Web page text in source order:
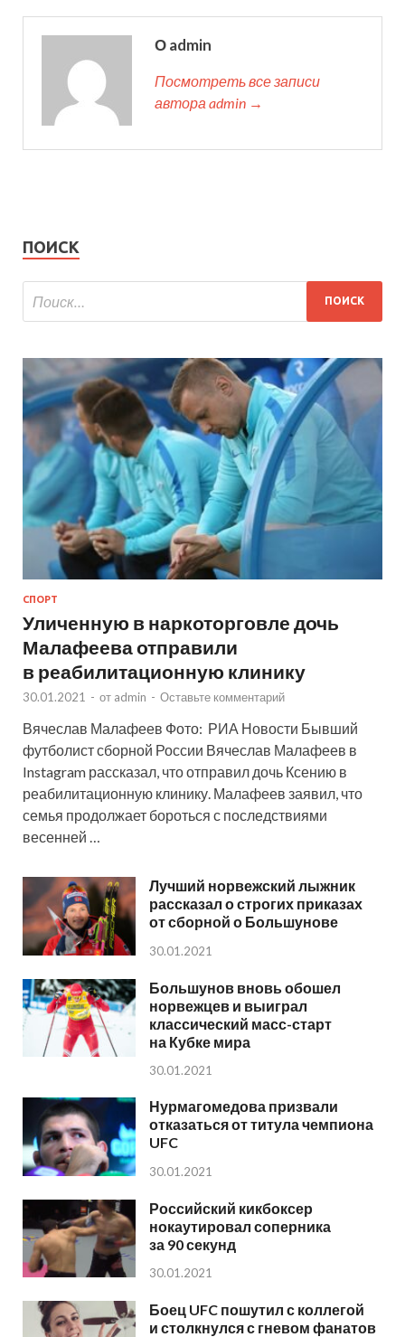
О admin
Посмотреть все записи
автора admin →
ПОИСК
СПОРТ
Уличенную в наркоторговле дочь
Малафеева отправили
в реабилитационную клинику
30.01.2021 - от admin - Оставьте комментарий
Вячеслав Малафеев Фото: РИА Новости Бывший
футболист сборной России Вячеслав Малафеев в
Instagram рассказал, что отправил дочь Ксению в
реабилитационную клинику. Малафеев заявил, что
семья продолжает бороться с последствиями
весенней …
Лучший норвежский лыжник
рассказал о строгих приказах
от сборной о Большунове
30.01.2021
Большунов вновь обошел
норвежцев и выиграл
классический масс-старт
на Кубке мира
30.01.2021
Нурмагомедова призвали
отказаться от титула чемпиона
UFC
30.01.2021
Российский кикбоксер
нокаутировал соперника
за 90 секунд
30.01.2021
Боец UFC пошутил с коллегой
и столкнулся с гневом фанатов